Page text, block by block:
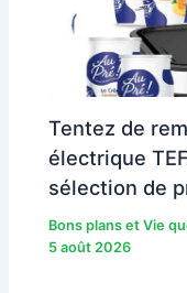
Tentez de
électrique
sélection de
Bons plans et Vie
5 août 2026